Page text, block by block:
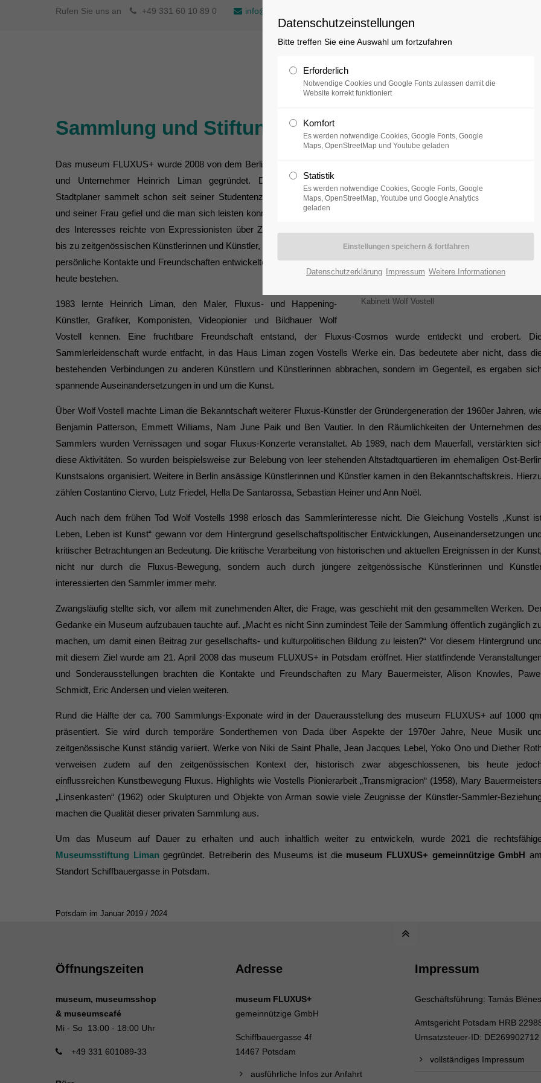
Rufen Sie uns an +49 331 60 10 89 0 info@fluxusplus.de
Sammlung und Stiftung
Kabinett Wolf Vostell
Das museum FLUXUS+ wurde 2008 von dem Berliner Kunstsammler
und Unternehmer Heinrich Liman gegründet. Der Architekt und
Stadtplaner sammelt schon seit seiner Studen­tenzeit Kunst, die ihm
und seiner Frau gefiel und die man sich leisten konnte. Das Spektrum
des Interesses reichte von Expressionisten über Zille, naiver Malerei
bis zu zeitgenössischen Künstlerinnen und Künstler, zu denen sich bald
persönliche Kontakte und Freundschaften entwickelten, die zum Teil bis
heute bestehen.
1983 lernte Heinrich Liman, den Maler, Fluxus- und Happening-
Künstler, Grafiker, Komponisten, Videopionier und Bildhauer Wolf
Vostell kennen. Eine fruchtbare Freundschaft entstand, der Fluxus-Cosmos wurde entdeckt und erobert.
Sammlerleidenschaft wurde entfacht, in das Haus Liman zogen Vostells Werke ein. Das bedeutete aber nicht, dass
bestehenden Ver­bindungen zu anderen Künstlern und Künstlerinnen abbrachen, sondern im Gegenteil, es ergaben
spannende Auseinandersetzungen in und um die Kunst.
Über Wolf Vostell machte Liman die Bekanntschaft weiterer Fluxus-Künstler der Gründer­ge­neration der 1960er Jahren,
Benjamin Patterson, Emmett Williams, Nam June Paik und Ben Vautier. In den Räumlichkeiten der Unternehmen des
Sammlers wurden Vernissagen und sogar Fluxus-Konzerte veranstaltet. Ab 1989, nach dem Mauerfall, verstärkten
diese Aktivitä­ten. So wurden beispielsweise zur Belebung von leer stehenden Altstadtquartieren im ehemaligen Ost-
Kunstsalons organisiert. Weitere in Berlin ansässige Künstlerinnen und Künstler kamen in den Bekanntschaftskreis.
zählen Costantino Ciervo, Lutz Friedel, Hella De Santarossa, Sebastian Heiner und Ann Noël.
Auch nach dem frühen Tod Wolf Vostells 1998 erlosch das Sammlerinteresse nicht. Die Glei­chung Vostells „Kunst
Leben, Leben ist Kunst“ gewann vor dem Hintergrund gesell­schaftspolitischer Entwicklungen, Auseinandersetzungen
kritischer Betrach­tungen an Bedeutung. Die kritische Verarbeitung von historischen und aktuellen Er­eignissen in der Kunst,
nicht nur durch die Fluxus-Bewegung, sondern auch durch jüngere zeitgenössische Künstlerinnen und
interessierten den Sammler immer mehr.
Zwangsläufig stellte sich, vor allem mit zunehmenden Alter, die Frage, was geschieht mit den gesammelten Werken.
Gedanke ein Museum aufzubauen tauchte auf. „Macht es nicht Sinn zumindest Teile der Sammlung öffentlich zugänglich
machen, um damit einen Beitrag zur gesellschafts- und kulturpolitischen Bildung zu leis­ten?“ Vor diesem Hintergrund
mit diesem Ziel wurde am 21. April 2008 das museum FLUXUS+ in Potsdam eröffnet. Hier stattfindende
und Sonderausstellungen brachten die Kontakte und Freundschaften zu Mary Bauermeister, Alison Knowles,
Schmidt, Eric Andersen und vielen weiteren.
Rund die Hälfte der ca. 700 Sammlungs-Exponate wird in der Dauerausstellung des museum FLUXUS+ auf 1000 qm
präsentiert. Sie wird durch temporäre Sonderthemen von Dada über Aspekte der 1970er Jahre, Neue Musik
zeitgenössische Kunst ständig variiert. Werke von Niki de Saint Phalle, Jean Jacques Lebel, Yoko Ono und Diether
verweisen zudem auf den zeitgenös­si­schen Kontext der, historisch zwar abgeschlossenen, bis heute
einflussreichen Kunst­bewegung Fluxus. Highlights wie Vostells Pionier­arbeit „Transmigracion“ (1958), Mary Bauermeisters
„Linsenkasten“ (1962) oder Skulpturen und Objek­te von Arman sowie viele Zeugnisse der Künstler-Sammler-
machen die Qualität dieser privaten Sammlung aus.
Um das Museum auf Dauer zu erhalten und auch inhaltlich weiter zu entwickeln, wurde 2021 die
Museumsstiftung Limangegründet. Betreiberin des Museums ist die museum FLUXUS+ gemeinnützige GmbH am
Standort Schiffbauergasse in Potsdam.
Potsdam im Januar 2019 / 2024
Öffnungszeiten
museum, museumsshop
& museumscafé
Mi - So 13:00 - 18:00 Uhr
+49 331 601089-33
Adresse
museum FLUXUS+
gemeinnützige GmbH
Schiffbauergasse 4f
14467 Potsdam
ausführliche Infos zur Anfahrt
Impressum
Geschäftsführung: Tamás
Amtsgericht Potsdam HRB
Umsatzsteuer-ID: DE269902712
vollständiges Impressum
Datenschutzeinstellungen
Bitte treffen Sie eine Auswahl um fortzufahren
Erforderlich
Notwendige Cookies und Google Fonts zulassen damit die
Website korrekt funktioniert
Komfort
Es werden notwendige Cookies, Google Fonts, Google
Maps, OpenStreetMap und Youtube geladen
Statistik
Es werden notwendige Cookies, Google Fonts, Google
Maps, OpenStreetMap, Youtube und Google Analytics
geladen
Datenschutzerklärung Impressum Weitere Informationen